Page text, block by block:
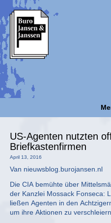
US-Agenten nutzten
Briefkastenfirmen
April 13, 2016
Van nieuwsblog.burojansen.nl
Die CIA bemühte über
der Kanzlei Mossack Fonseca:
ließen Agenten in den
um ihre Aktionen zu verschleiern.